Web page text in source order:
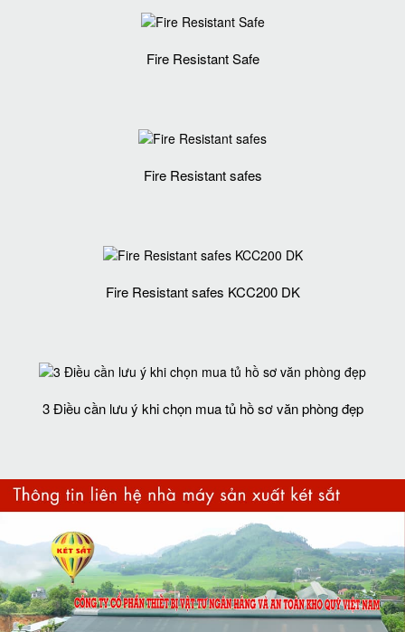
Fire Resistant Safe
Fire Resistant safes
Fire Resistant safes KCC200 DK
3 Điều cần lưu ý khi chọn mua tủ hồ sơ văn phòng đẹp